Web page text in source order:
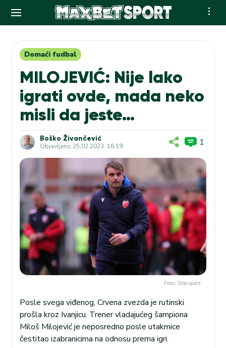
contentDomaći fudbal
MILOJEVIĆ: Nije lako
igrati ovde, mada neko
misli da jeste…
Boško Živančević
Objavljeno 25.02.2023. 16:19 1
Foto: Starsport
Posle svega viđenog, Crvena zvezda je rutinski
prošla kroz Ivanjicu. Trener vladajućeg šampiona
Miloš Milojević je neposredno posle utakmice
čestitao izabranicima na odnosu prema igri.